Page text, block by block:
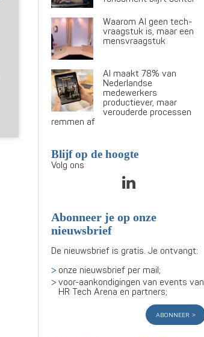
Waarom AI geen tech-
vraagstuk is, maar een
mensvraagstuk
AI maakt 78% van
Nederlandse
medewerkers
productiever, maar
verouderde processen
remmen af
Blijf op de hoogte
Volg ons
Abonneer je op onze
nieuwsbrief
De nieuwsbrief is gratis. Je ontvangt:
onze nieuwsbrief per mail;
voor-aankondigingen van events van
HR Tech Arena en partners;
abonneer